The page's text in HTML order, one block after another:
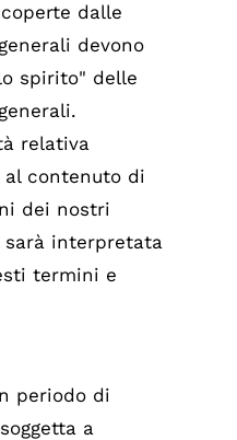
dalle
devono
spirito" delle
relativa
contenuto di
dei nostri
interpretata
termini e
periodo di
a